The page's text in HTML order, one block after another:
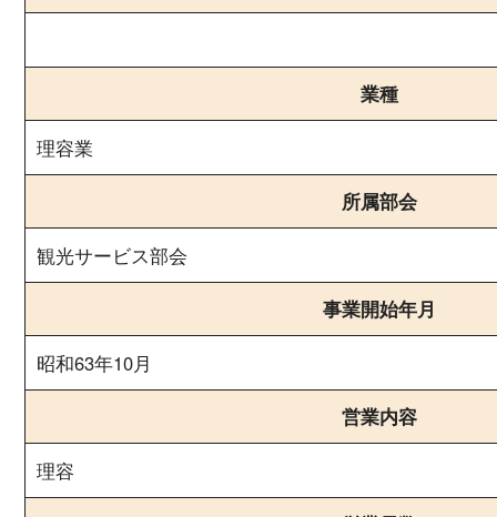
業種
理容業
所属部会
観光サービス部会
事業開始年月
昭和63年10月
営業内容
理容